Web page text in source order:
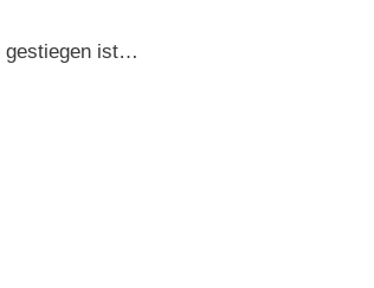
gestiegen ist…